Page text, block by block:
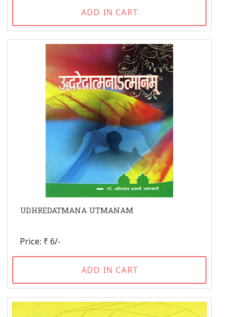
ADD IN CART
UDHREDATMANA UTMANAM
Price: ₹ 6/-
ADD IN CART